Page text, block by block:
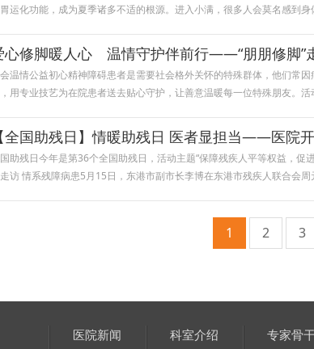
运化功能，成为夏季诸多不适的根源。进入小满，很多人会莫名感到
心修脚暖人心 温情守护伴前行——“朋朋修脚”
温情公益初心精神障碍患者是需要社会格外关怀的特殊群体，他们常
用专业技艺为在院患者送去贴心守护，让善意温暖每一位特殊朋友。
【全国助残日】情暖助残日 医者显担当——医院
助残日今年是第36个全国助残日，活动主题“‌保障残疾人平等权益，
访 情系残障病患5月15日，东港市副市长李博在东港市残疾人联合会
1 2 3
医院新闻 科室介绍 专家骨